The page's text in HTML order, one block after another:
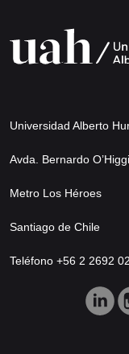
Universidad Alberto
Avda. Bernardo
Metro Los Héroes
Santiago de Chile
Teléfono +56 2 2692